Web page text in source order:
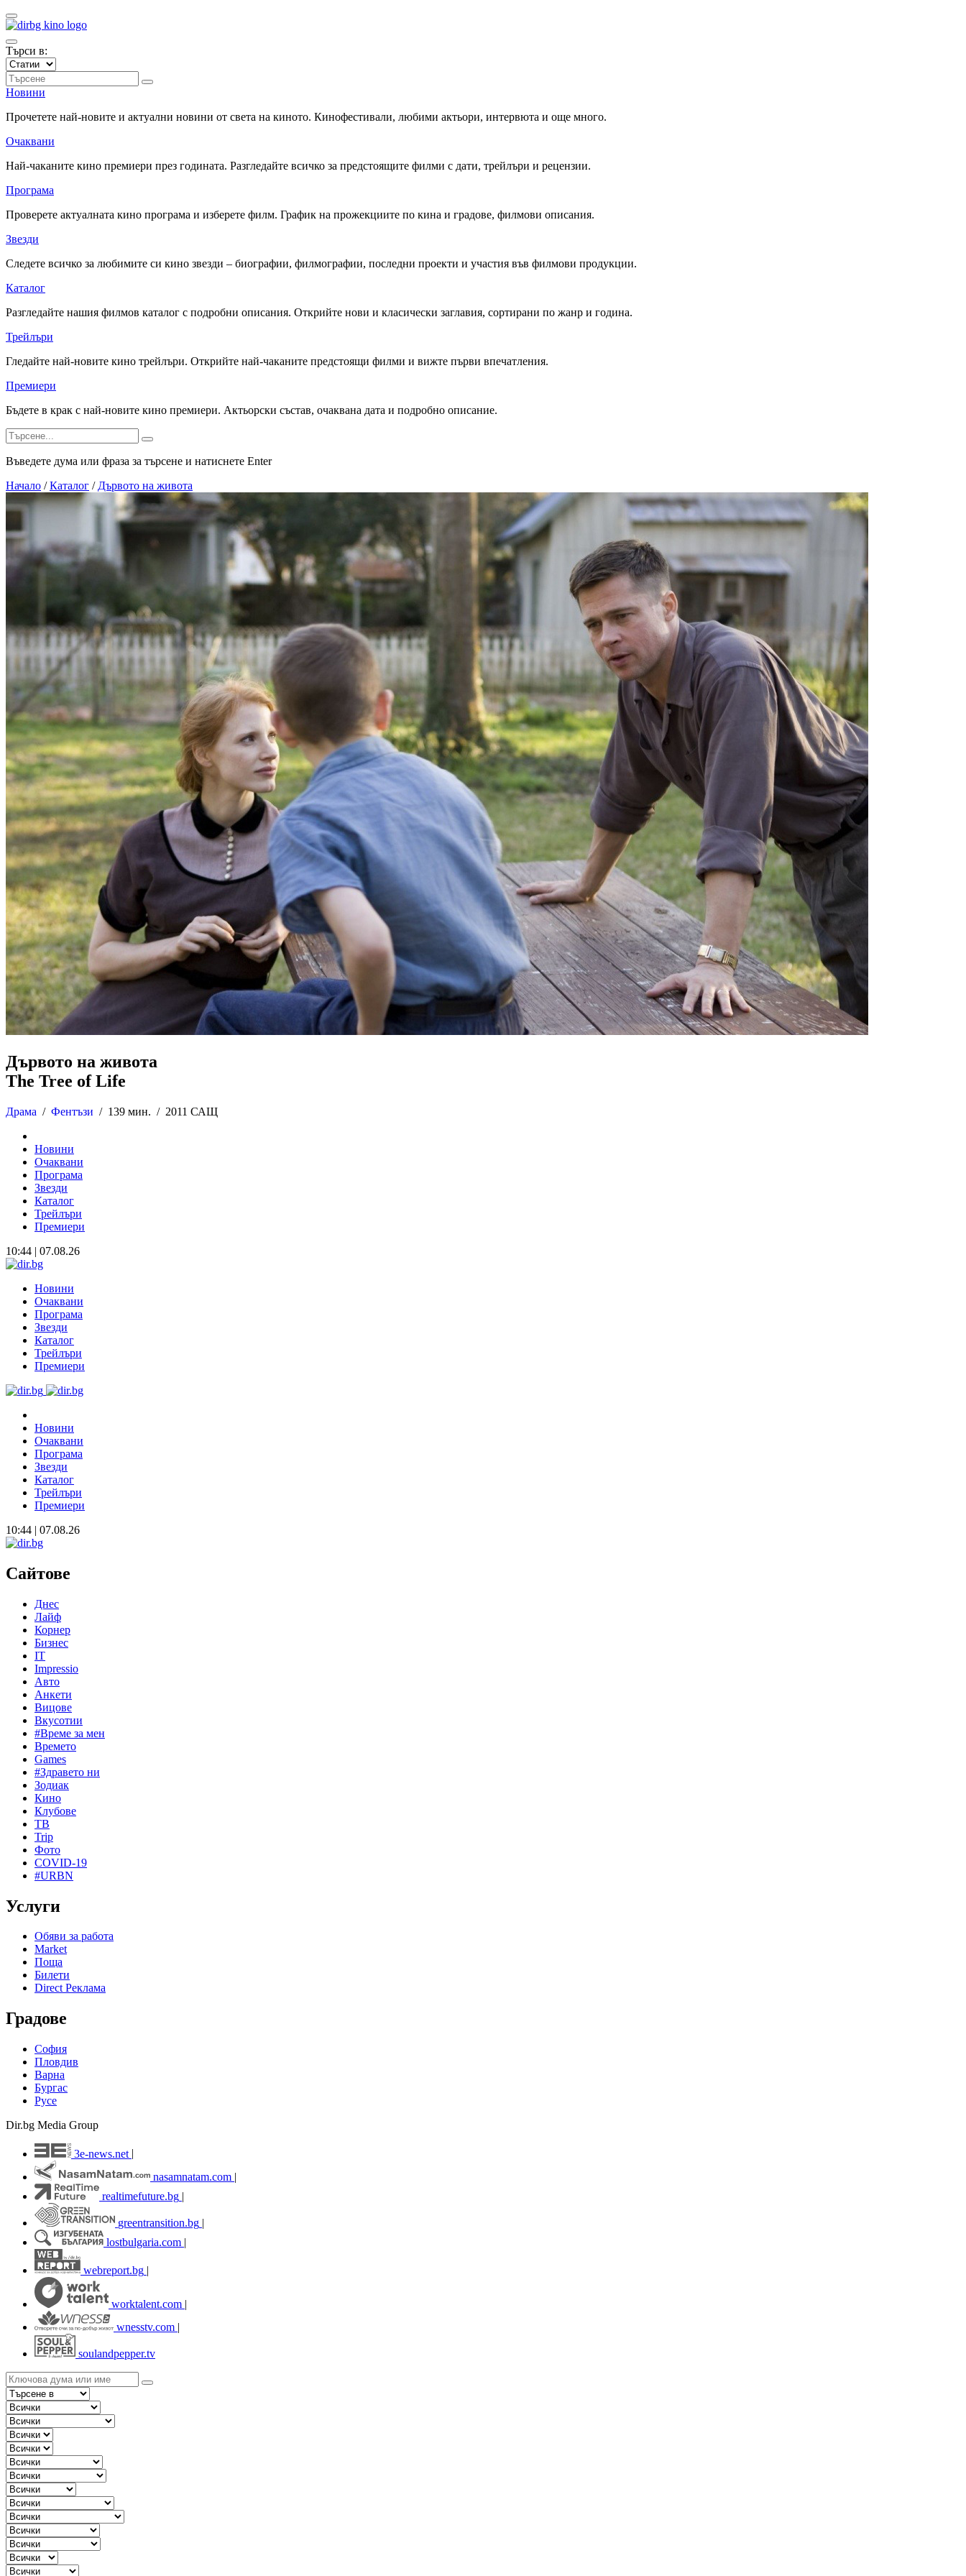
Търси в:
Новини
Прочетете най-новите и актуални новини от света на киното. Кинофестивали, любими актьори, интервюта и още много.
Очаквани
Най-чаканите кино премиери през годината. Разгледайте всичко за предстоящите филми с дати, трейлъри и рецензии.
Програма
Проверете актуалната кино програма и изберете филм. График на прожекциите по кина и градове, филмови описания.
Звезди
Следете всичко за любимите си кино звезди – биографии, филмографии, последни проекти и участия във филмови продукции.
Каталог
Разгледайте нашия филмов каталог с подробни описания. Открийте нови и класически заглавия, сортирани по жанр и година.
Трейлъри
Гледайте най-новите кино трейлъри. Открийте най-чаканите предстоящи филми и вижте първи впечатления.
Премиери
Бъдете в крак с най-новите кино премиери. Актьорски състав, очаквана дата и подробно описание.
Въведете дума или фраза за търсене и натиснете Enter
Начало / Каталог / Дървото на живота
Дървото на живота
The Tree of Life
Драма / Фентъзи / 139 мин. / 2011 САЩ
Новини
Очаквани
Програма
Звезди
Каталог
Трейлъри
Премиери
10:44 | 07.08.26
Новини
Очаквани
Програма
Звезди
Каталог
Трейлъри
Премиери
Новини
Очаквани
Програма
Звезди
Каталог
Трейлъри
Премиери
10:44 | 07.08.26
Сайтове
Днес
Лайф
Корнер
Бизнес
IT
Impressio
Авто
Анкети
Вицове
Вкусотии
#Време за мен
Времето
Games
#Здравето ни
Зодиак
Кино
Клубове
ТВ
Trip
Фото
COVID-19
#URBN
Услуги
Обяви за работа
Market
Поща
Билети
Direct Реклама
Градове
София
Пловдив
Варна
Бургас
Русе
Dir.bg Media Group
3e-news.net
nasamnatam.com |
realtimefuture.bg |
greentransition.bg |
lostbulgaria.com |
webreport.bg |
worktalent.com |
wnesstv.com |
soulandpepper.tv